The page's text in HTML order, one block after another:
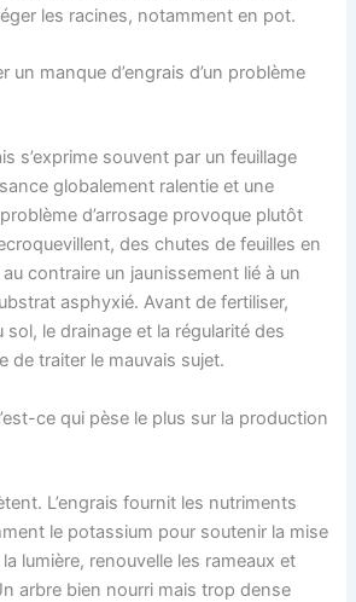
les racines, notamment en pot.
un manque d’engrais d’un problème
s’exprime souvent par un feuillage
globalement ralentie et une
d’arrosage provoque plutôt
des chutes de feuilles en
contraire un jaunissement lié à un
asphyxié. Avant de fertiliser,
sol, le drainage et la régularité des
de traiter le mauvais sujet.
ce qui pèse le plus sur la production
L’engrais fournit les nutriments
le potassium pour soutenir la mise
lumière, renouvelle les rameaux et
arbre bien nourri mais trop dense